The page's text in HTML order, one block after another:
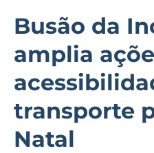
Busão da
amplia
transporte
Natal